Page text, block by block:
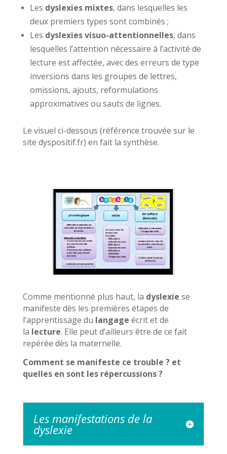
Les dyslexies mixtes, dans lesquelles les
deux premiers types sont combinés ;
Les dyslexies visuo-attentionnelles, dans
lesquelles l’attention nécessaire à l’activité de
lecture est affectée, avec des erreurs de type
inversions dans les groupes de lettres,
omissions, ajouts, reformulations
approximatives ou sauts de lignes.
Le visuel ci-dessous (référence trouvée sur le
site dyspositif.fr) en fait la synthèse.
Comme mentionné plus haut, la dyslexie se
manifeste dès les premières étapes de
l’apprentissage du langage écrit et de
la lecture. Elle peut d’ailleurs être de ce fait
repérée dès la maternelle.
Comment se manifeste ce trouble ? et
quelles en sont les répercussions ?
Les manifestations de la
dyslexie